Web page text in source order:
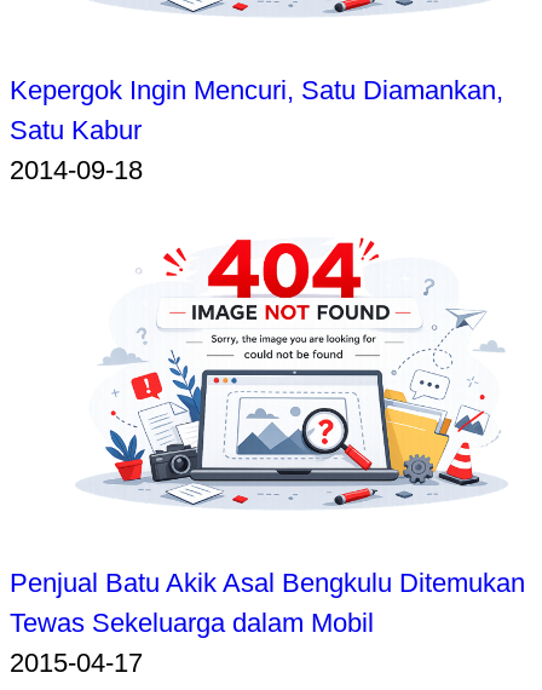
Kepergok Ingin Mencuri, Satu Diamankan,
Satu Kabur
2014-09-18
Penjual Batu Akik Asal Bengkulu Ditemukan
Tewas Sekeluarga dalam Mobil
2015-04-17